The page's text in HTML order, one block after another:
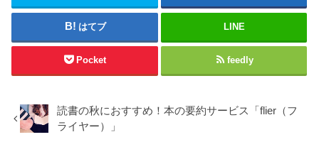
はてブ LINE
Pocket feedly
読書の秋におすすめ！本の要約サービス「flier（フ
ライヤー）」